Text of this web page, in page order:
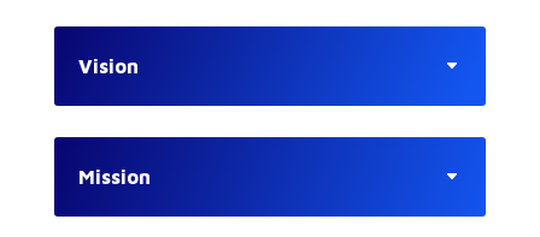
Vision
Mission